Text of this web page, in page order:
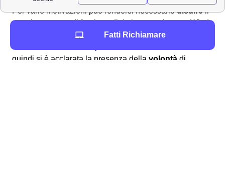
Per varie motivazioni può rendersi necessariodisdireil
proprio contratto di fornitura di dati sottoscritto con Wind
Tre a Fontanarosa e quindi interrompere la promozione
quindi si è acclarata la presenza della volontà di
Fatti Richiamare